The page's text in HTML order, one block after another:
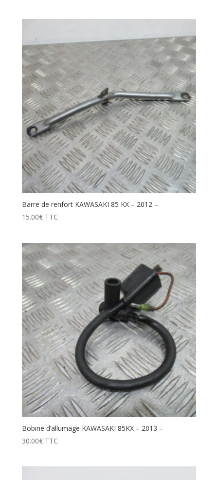
Barre de renfort KAWASAKI 85 KX – 2012 –
15.00€ TTC
Bobine d’allumage KAWASAKI 85KX – 2013 –
30.00€ TTC